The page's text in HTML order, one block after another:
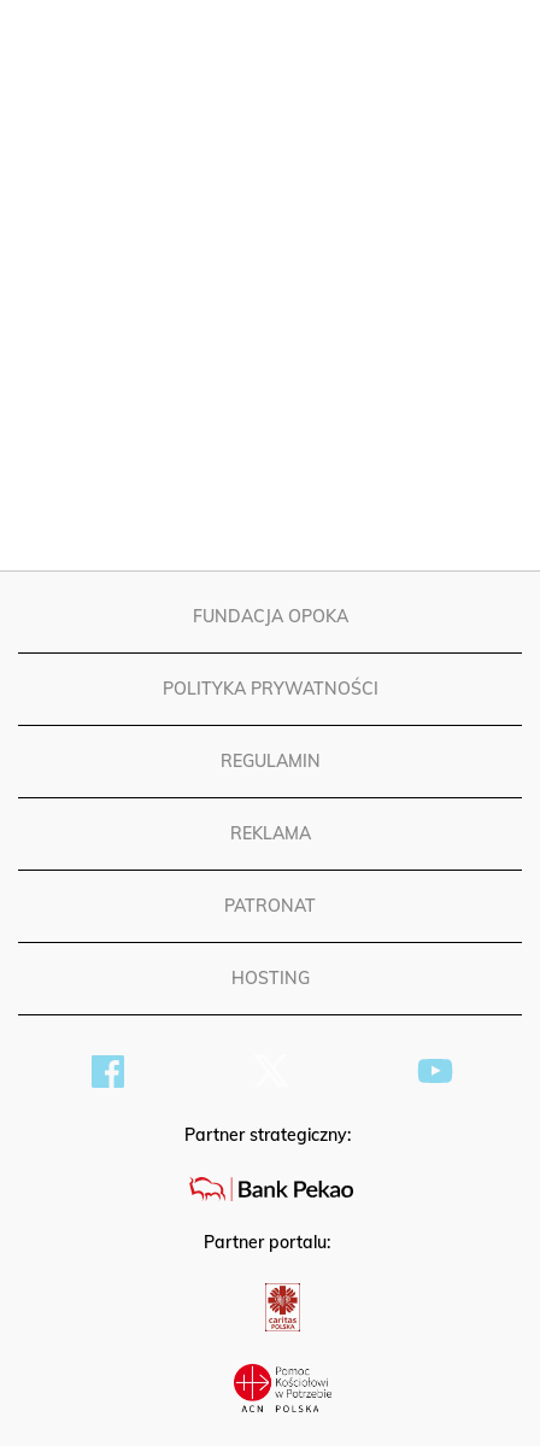
FUNDACJA OPOKA
POLITYKA PRYWATNOŚCI
REGULAMIN
REKLAMA
PATRONAT
HOSTING
Partner strategiczny:
Partner portalu: